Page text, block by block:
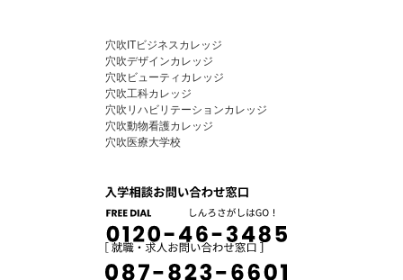
穴吹ITビジネスカレッジ
穴吹デザインカレッジ
穴吹ビューティカレッジ
穴吹工科カレッジ
穴吹リハビリテーションカレッジ
穴吹動物看護カレッジ
穴吹医療大学校